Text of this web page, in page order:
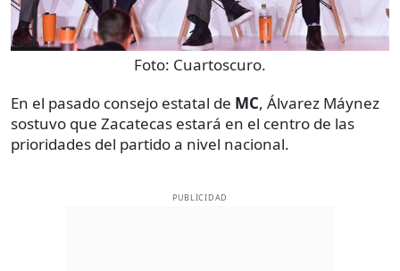
Foto: Cuartoscuro.
En el pasado consejo estatal de MC, Álvarez Máynez
sostuvo que Zacatecas estará en el centro de las
prioridades del partido a nivel nacional.
PUBLICIDAD